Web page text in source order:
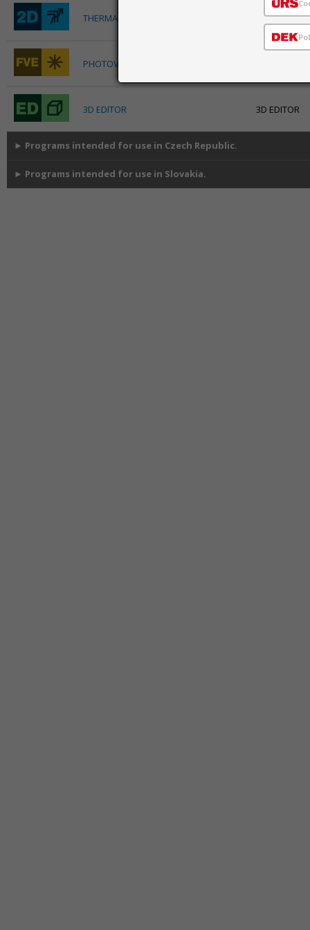
THERMAL ANALYSIS 2D Stationary
PHOTOVOLTAICS
3D EDITOR 3D EDITOR
► Programs intended for use in Czech Republic.
► Programs intended for use in Slovakia.